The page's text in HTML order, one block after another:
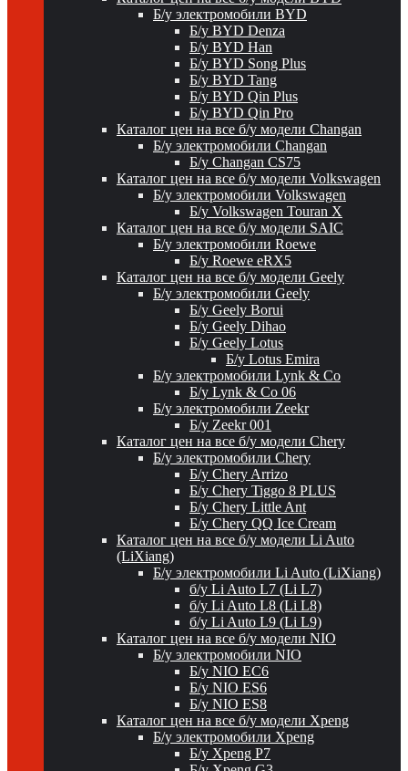
Б/у электромобили BYD
Б/у BYD Denza
Б/у BYD Han
Б/у BYD Song Plus
Б/у BYD Tang
Б/у BYD Qin Plus
Б/у BYD Qin Pro
Каталог цен на все б/у модели Changan
Б/у электромобили Changan
Б/у Changan CS75
Каталог цен на все б/у модели Volkswagen
Б/у электромобили Volkswagen
Б/у Volkswagen Touran X
Каталог цен на все б/у модели SAIC
Б/у электромобили Roewe
Б/у Roewe eRX5
Каталог цен на все б/у модели Geely
Б/у электромобили Geely
Б/у Geely Borui
Б/у Geely Dihao
Б/у Geely Lotus
Б/у Lotus Emira
Б/у электромобили Lynk & Co
Б/у Lynk & Co 06
Б/у электромобили Zeekr
Б/у Zeekr 001
Каталог цен на все б/у модели Chery
Б/у электромобили Chery
Б/у Chery Arrizo
Б/у Chery Tiggo 8 PLUS
Б/у Chery Little Ant
Б/у Chery QQ Ice Cream
Каталог цен на все б/у модели Li Auto
(LiXiang)
Б/у электромобили Li Auto (LiXiang)
б/у Li Auto L7 (Li L7)
б/у Li Auto L8 (Li L8)
б/у Li Auto L9 (Li L9)
Каталог цен на все б/у модели NIO
Б/у электромобили NIO
Б/у NIO EC6
Б/у NIO ES6
Б/у NIO ES8
Каталог цен на все б/у модели Xpeng
Б/у электромобили Xpeng
Б/у Xpeng P7